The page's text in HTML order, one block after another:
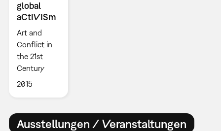
global
aCtIVISm
Art and
Conflict in
the 21st
Century
2015
Ausstellungen / Veranstaltungen